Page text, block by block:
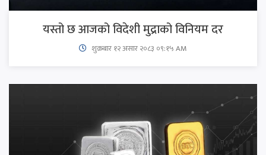
यस्तो छ आजको विदेशी मुद्राको विनियम दर
शुक्रबार​ १२ असार २०८३ ०९:१५ AM